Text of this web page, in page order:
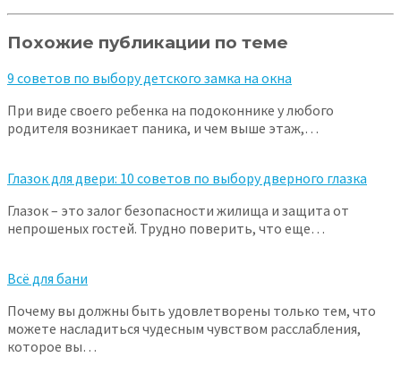
Похожие публикации по теме
9 советов по выбору детского замка на окна
При виде своего ребенка на подоконнике у любого
родителя возникает паника, и чем выше этаж,…
Глазок для двери: 10 советов по выбору дверного глазка
Глазок – это залог безопасности жилища и защита от
непрошеных гостей. Трудно поверить, что еще…
Всё для бани
Почему вы должны быть удовлетворены только тем, что
можете насладиться чудесным чувством расслабления,
которое вы…